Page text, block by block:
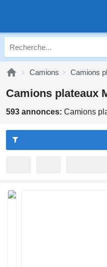
Camions Camions
Camions plateaux
593 annonces: Camions